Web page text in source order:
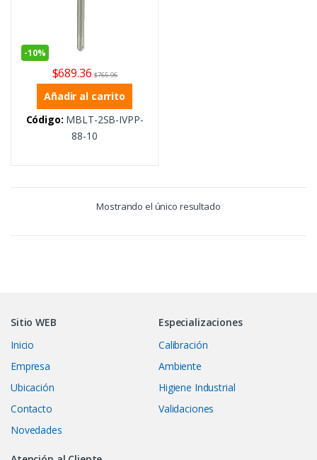
-10%
$689.36 $765.96
Añadir al carrito
Código: MBLT-2SB-IVPP-
88-10
Mostrando el único resultado
Sitio WEB
Inicio
Empresa
Ubicación
Contacto
Novedades
Especializaciones
Calibración
Ambiente
Higiene Industrial
Validaciones